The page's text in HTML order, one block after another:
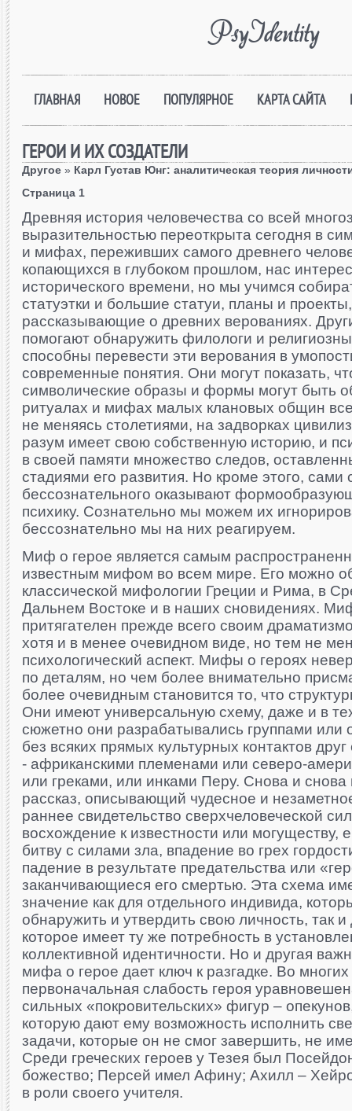
PsyIdentity
ГЛАВНАЯ НОВОЕ ПОПУЛЯРНОЕ КАРТА САЙТА
ГЕРОИ И ИХ СОЗДАТЕЛИ
Другое » Карл Густав Юнг: аналитическая теория
Страница 1
Древняя история человечества со всей
выразительностью переоткрыта сегодня в
и мифах, переживших самого древнего
копающихся в глубоком прошлом, нас
исторического времени, но мы учимся
статуэтки и большие статуи, планы и
рассказывающие о древних верованиях.
помогают обнаружить филологи и
способны перевести эти верования в
современные понятия. Они могут показать,
символические образы и формы могут быть
ритуалах и мифах малых клановых общин
не меняясь столетиями, на задворках
разум имеет свою собственную историю, и
в своей памяти множество следов,
стадиями его развития. Но кроме этого, сами
бессознательного оказывают
психику. Сознательно мы можем их
бессознательно мы на них реагируем.
Миф о герое является самым
известным мифом во всем мире. Его можно
классической мифологии Греции и Рима, в
Дальнем Востоке и в наших сновидениях.
притягателен прежде всего своим
хотя и в менее очевидном виде, но тем не
психологический аспект. Мифы о героях
по деталям, но чем более внимательно
более очевидным становится то, что
Они имеют универсальную схему, даже и в
сюжетно они разрабатывались группами или
без всяких прямых культурных контактов
- африканскими племенами или северо-
или греками, или инками Перу. Снова и
рассказ, описывающий чудесное и
раннее свидетельство сверхчеловеческой
восхождение к известности или могуществу,
битву с силами зла, впадение во грех
падение в результате предательства или
заканчивающиеся его смертью. Эта схема
значение как для отдельного индивида,
обнаружить и утвердить свою личность, так
которое имеет ту же потребность в
коллективной идентичности. Но и другая
мифа о герое дает ключ к разгадке. Во
первоначальная слабость героя
сильных «покровительских» фигур –
которую дают ему возможность исполнить
задачи, которые он не смог завершить, не
Среди греческих героев у Тезея был
божество; Персей имел Афину; Ахилл –
в роли своего учителя.